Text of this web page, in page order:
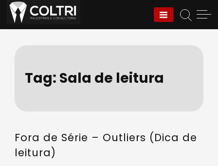
Skip
Coltri | Palestras e
Tag: Sala de leitura
Fora de Série – Outliers (Dica de
leitura)